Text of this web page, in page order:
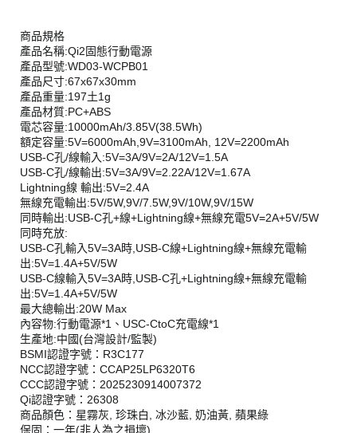
商品規格
產品名稱:Qi2固態行動電源
產品型號:WD03-WCPB01
產品尺寸:67x67x30mm
產品重量:197土1g
產品材質:PC+ABS
電芯容量:10000mAh/3.85V(38.5Wh)
額定容量:5V=6000mAh,9V=3100mAh, 12V=2200mAh
USB-C孔/線輸入:5V=3A/9V=2A/12V=1.5A
USB-C孔/線輸出:5V=3A/9V=2.22A/12V=1.67A
Lightning線 輸出:5V=2.4A
無線充電輸出:5V/5W,9V/7.5W,9V/10W,9V/15W
同時輸出:USB-C孔+線+Lightning線+無線充電5V=2A+5V/5W
同時充放:
USB-C孔輸入5V=3A時,USB-C線+Lightning線+無線充電輸
出:5V=1.4A+5V/5W
USB-C線輸入5V=3A時,USB-C孔+Lightning線+無線充電輸
出:5V=1.4A+5V/5W
最大總輸出:20W Max
內容物:行動電源*1、USC-CtoC充電線*1
生產地:中國(台灣設計/監製)
BSMI認證字號：R3C177
NCC認證字號：CCAP25LP6320T6
CCC認證字號：2025230914007372
Qi認證字號：26308
商品顏色：星霧灰, 珍珠白, 冰沙藍, 奶油黃, 蘋果綠
保固：一年(非人為之損壞)